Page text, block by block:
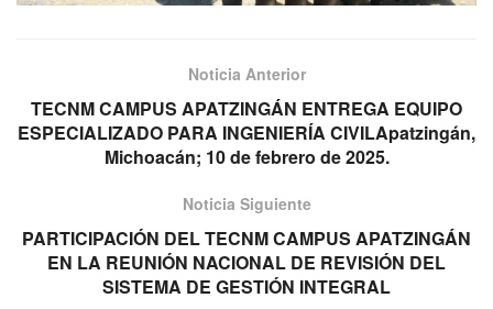
Noticia Anterior
TECNM CAMPUS APATZINGÁN ENTREGA EQUIPO
ESPECIALIZADO PARA INGENIERÍA CIVILApatzingán,
Michoacán; 10 de febrero de 2025.
Noticia Siguiente
PARTICIPACIÓN DEL TECNM CAMPUS APATZINGÁN
EN LA REUNIÓN NACIONAL DE REVISIÓN DEL
SISTEMA DE GESTIÓN INTEGRAL